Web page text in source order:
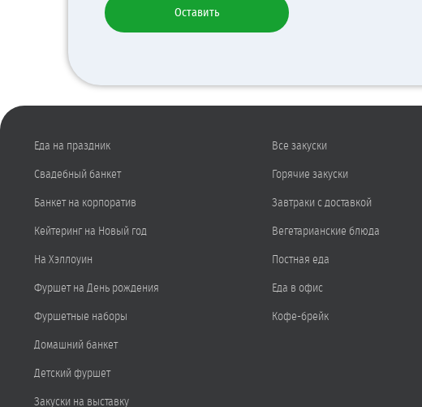
Оставить
Еда на праздник
Свадебный банкет
Банкет на корпоратив
Кейтеринг на Новый год
На Хэллоуин
Фуршет на День рождения
Фуршетные наборы
Домашний банкет
Детский фуршет
Закуски на выставку
Все закуски
Горячие закуски
Завтраки с доставкой
Вегетарианские блюда
Постная еда
Еда в офис
Кофе-брейк